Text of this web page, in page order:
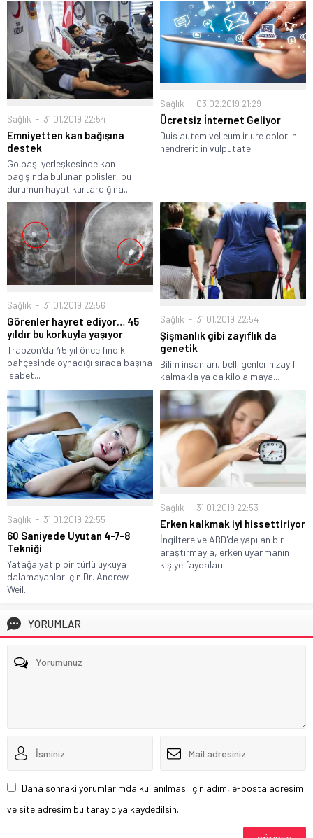
Sağlık 31.01.2019 22:54
Emniyetten kan bağışına
destek
Gölbaşı yerleşkesinde kan
bağışında bulunan polisler, bu
durumun hayat kurtardığına...
Sağlık 03.02.2019 21:29
Ücretsiz İnternet Geliyor
Duis autem vel eum iriure dolor in
hendrerit in vulputate...
Sağlık 31.01.2019 22:56
Görenler hayret ediyor… 45
yıldır bu korkuyla yaşıyor
Trabzon'da 45 yıl önce fındık
bahçesinde oynadığı sırada başına
isabet...
Sağlık 31.01.2019 22:54
Şişmanlık gibi zayıflık da
genetik
Bilim insanları, belli genlerin zayıf
kalmakla ya da kilo almaya...
Sağlık 31.01.2019 22:55
60 Saniyede Uyutan 4-7-8
Tekniği
Yatağa yatıp bir türlü uykuya
dalamayanlar için Dr. Andrew
Weil...
Sağlık 31.01.2019 22:53
Erken kalkmak iyi hissettiriyor
İngiltere ve ABD'de yapılan bir
araştırmayla, erken uyanmanın
kişiye faydaları...
YORUMLAR
Daha sonraki yorumlarımda kullanılması için adım, e-posta adresim
ve site adresim bu tarayıcıya kaydedilsin.